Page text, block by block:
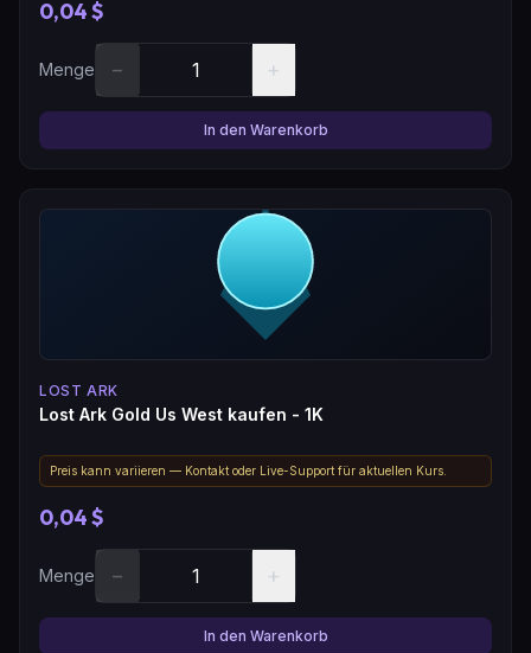
0,04 $
Menge − +
In den Warenkorb
LOST ARK
Lost Ark Gold Us West kaufen - 1K
Preis kann variieren — Kontakt oder Live-Support für aktuellen Kurs.
0,04 $
Menge − +
In den Warenkorb